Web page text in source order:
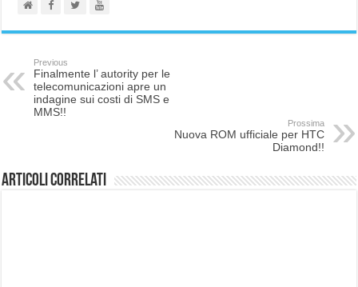
Previous
Finalmente l’ autority per le
telecomunicazioni apre un
indagine sui costi di SMS e
MMS!!
Prossima
Nuova ROM ufficiale per HTC
Diamond!!
Articoli correlati